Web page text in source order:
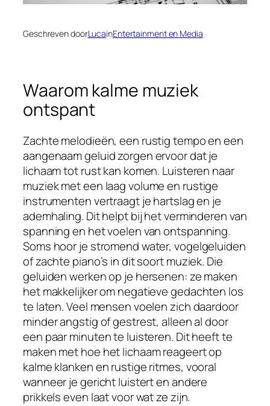
Geschreven doorLucainEntertainment en Media
Waarom kalme muziek
ontspant
Zachte melodieën, een rustig tempo en een
aangenaam geluid zorgen ervoor dat je
lichaam tot rust kan komen. Luisteren naar
muziek met een laag volume en rustige
instrumenten vertraagt je hartslag en je
ademhaling. Dit helpt bij het verminderen van
spanning en het voelen van ontspanning.
Soms hoor je stromend water, vogelgeluiden
of zachte piano’s in dit soort muziek. Die
geluiden werken op je hersenen: ze maken
het makkelijker om negatieve gedachten los
te laten. Veel mensen voelen zich daardoor
minder angstig of gestrest, alleen al door
een paar minuten te luisteren. Dit heeft te
maken met hoe het lichaam reageert op
kalme klanken en rustige ritmes, vooral
wanneer je gericht luistert en andere
prikkels even laat voor wat ze zijn.